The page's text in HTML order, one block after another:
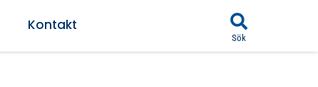
Kontakt
Sök